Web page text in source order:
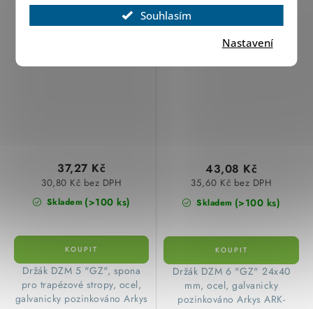
Souhlasím
Nastavení
Držák DZM 5 GZ
trapézový závitové tyče
Skladem (>100 ks)
30,80 Kč bez DPH
37,27 Kč
Držák DZM 5 "GZ", spona
pro trapézové stropy, ocel,
galvanicky pozinkováno Arkys
Držák DZM 6 GZ pro
zavěšení kabelových
žlabů Merkur ARK-
Skladem (>100 ks)
35,60 Kč bez DPH
43,08 Kč
Držák DZM 6 "GZ" 24x40
mm, ocel, galvanicky
pozinkováno Arkys ARK-